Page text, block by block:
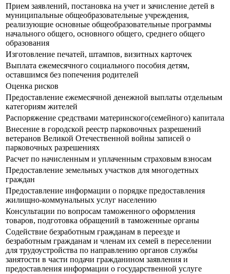
Прием заявлений, постановка на учет и зачисление детей в
муниципальные общеобразовательные учреждения,
реализующие основные общеобразовательные программы
начального общего, основного общего, среднего общего
образования
Изготовление печатей, штампов, визитных карточек
Выплата ежемесячного социального пособия детям,
оставшимся без попечения родителей
Оценка рисков
Предоставление ежемесячной денежной выплаты отдельным
категориям жителей
Распоряжение средствами материнского(семейного) капитала
Внесение в городской реестр парковочных разрешений
ветеранов Великой Отечественной войны записей о
парковочных разрешениях
Расчет по начисленным и уплаченным страховым взносам
Предоставление земельных участков для многодетных
граждан
Предоставление информации о порядке предоставления
жилищно-коммунальных услуг населению
Консультации по вопросам таможенного оформления
товаров, подготовка обращений в таможенные органы
Содействие безработным гражданам в переезде и
безработным гражданам и членам их семей в переселении
для трудоустройства по направлению органов службы
занятости в части подачи гражданином заявления и
предоставления информации о государственной услуге